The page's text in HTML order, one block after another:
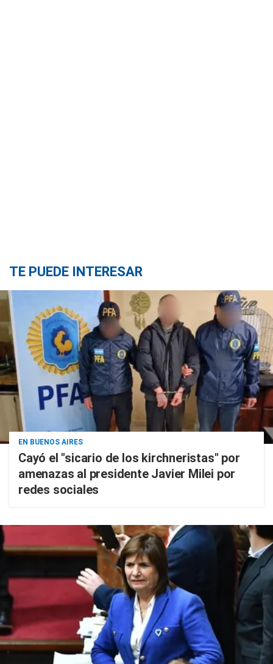
TE PUEDE INTERESAR
EN BUENOS AIRES
Cayó el "sicario de los kirchneristas" por
amenazas al presidente Javier Milei por
redes sociales